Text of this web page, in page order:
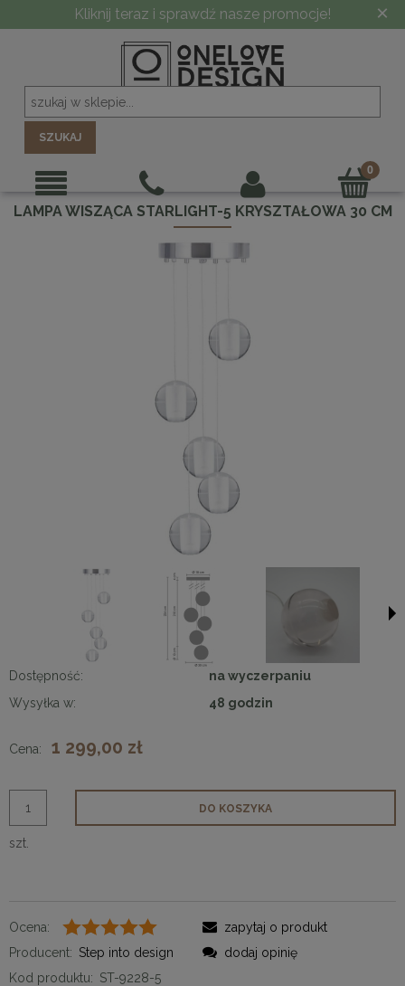
Kliknij teraz i sprawdź nasze promocje! ×
SZUKAJ
LAMPA WISZĄCA STARLIGHT-5 KRYSZTAŁOWA 30 CM
Dostępność:
na wyczerpaniu
Wysyłka w:
48 godzin
Cena: 1 299,00 zł
szt.
DO KOSZYKA
Ocena:
Producent: Step into design
Kod produktu: ST-9228-5
zapytaj o produkt
dodaj opinię